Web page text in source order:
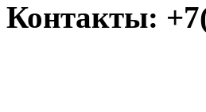
Контакты: